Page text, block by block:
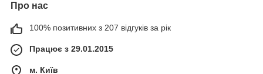
Про нас
100% позитивних з 207 відгуків за рік
Працює з 29.01.2015
м. Київ